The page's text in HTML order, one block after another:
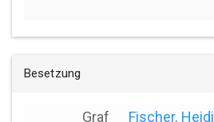
Besetzung
Graf
Fischer, Heidi